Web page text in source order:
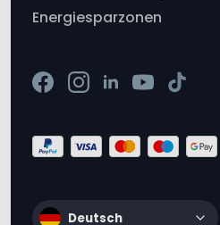
Energiesparzonen
Deutsch